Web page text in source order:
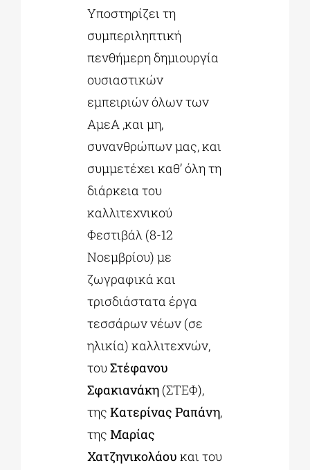
Υποστηρίζει τη
συμπεριληπτική
πενθήμερη δημιουργία
ουσιαστικών
εμπειριών όλων των
ΑμεΑ ,και μη,
συνανθρώπων μας, και
συμμετέχει καθ’ όλη τη
διάρκεια του
καλλιτεχνικού
Φεστιβάλ (8-12
Νοεμβρίου) με
ζωγραφικά και
τρισδιάστατα έργα
τεσσάρων νέων (σε
ηλικία) καλλιτεχνών,
τουΣτέφανου
Σφακιανάκη(ΣΤΕΦ),
της Κατερίνας Ραπάνη,
της Μαρίας
Χατζηνικολάου και του